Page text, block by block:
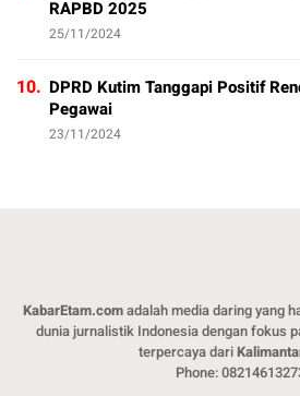
RAPBD 2025
25/11/2024
10. DPRD Kutim Tanggapi Positif
Pegawai
23/11/2024
KabarEtam.comadalah media daring yang
dunia jurnalistik Indonesia dengan fokus
terpercaya dari
Phone: